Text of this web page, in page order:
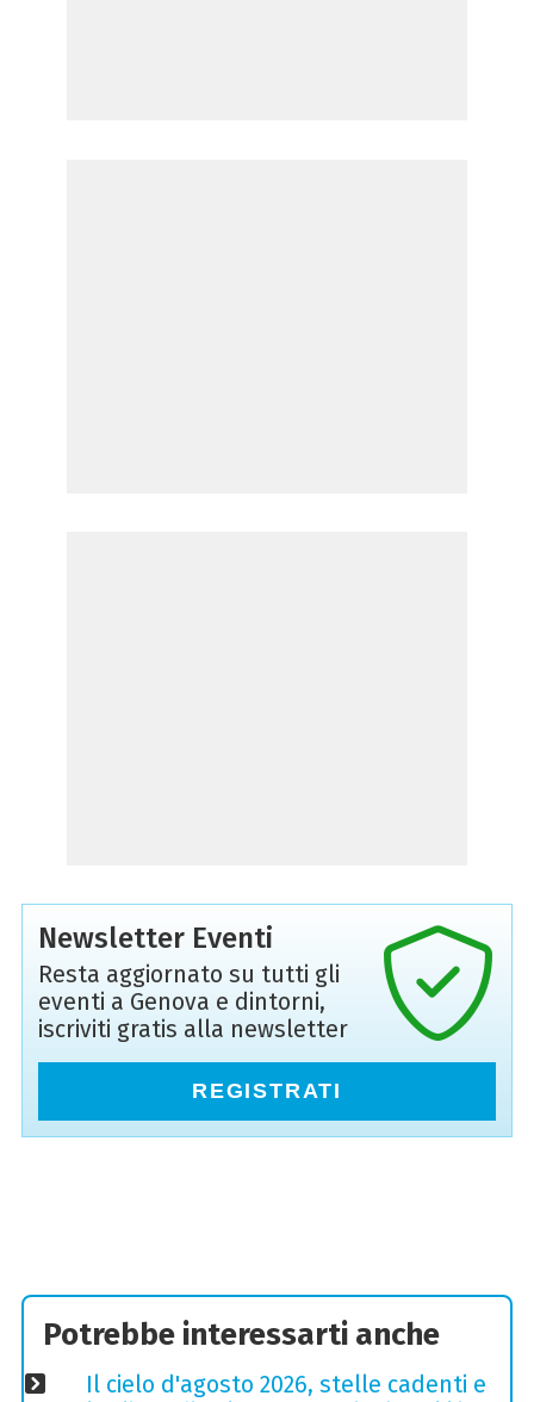
Newsletter Eventi
Resta aggiornato su tutti gli
eventi a Genova e dintorni,
iscriviti gratis alla newsletter
REGISTRATI
Potrebbe interessarti anche
Il cielo d'agosto 2026, stelle cadenti e